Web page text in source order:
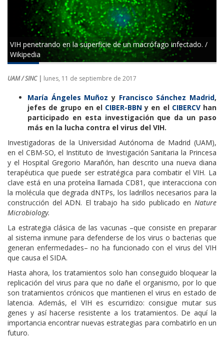
VIH penetrando en la superficie de un macrófago infectado. /
Wikipedia
UAM / SINC | lunes, 11 de septiembre de 2017
María Ángeles Muñoz y Francisco Sánchez Madrid,
jefes de grupo en el CIBER-BBN y en el CIBERCV han
participado en esta investigación que da un paso
más en la lucha contra el virus del VIH.
Investigadoras de la Universidad Autónoma de Madrid (UAM),
en el CBM-SO, el Instituto de Investigación Sanitaria la Princesa
y el Hospital Gregorio Marañón, han descrito una nueva diana
terapéutica que puede ser estratégica para combatir el VIH. La
clave está en una proteína llamada CD81, que interacciona con
la molécula que degrada dNTPs, los ladrillos necesarios para la
construcción del ADN. El trabajo ha sido publicado en Nature
Microbiology.
La estrategia clásica de las vacunas –que consiste en preparar
al sistema inmune para defenderse de los virus o bacterias que
generan enfermedades– no ha funcionado con el virus del VIH
que causa el SIDA.
Hasta ahora, los tratamientos solo han conseguido bloquear la
replicación del virus para que no dañe el organismo, por lo que
son tratamientos crónicos que mantienen el virus en estado de
latencia. Además, el VIH es escurridizo: consigue mutar sus
genes y así hacerse resistente a los tratamientos. De aquí la
importancia encontrar nuevas estrategias para combatirlo en un
futuro.